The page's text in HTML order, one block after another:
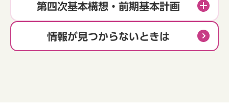
第四次基本構想・前期基本計画
情報が見つからないときは